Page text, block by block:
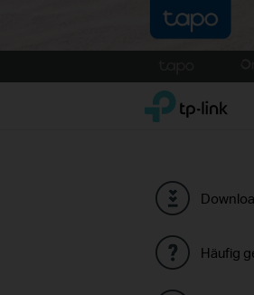
to
TP-Link, Reliably
Häufig